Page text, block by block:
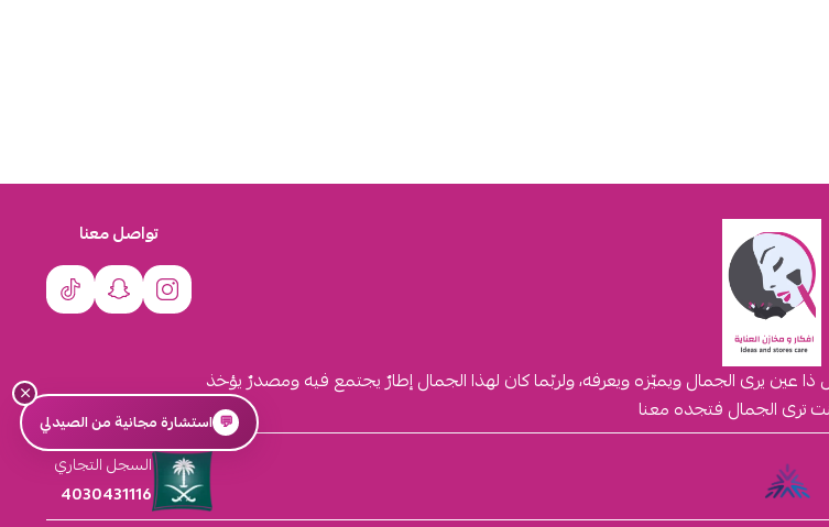
عين يرى الجمال ويميّزه ويعرفه، ولربّما كان لهذا الجمال إطارٌ يجتمع فيه ومصدرٌ يؤخذ
ترى الجمال فتجده معنا
تواصل معنا
السجل التجاري
4030431116
×
💬 استشارة مجانية من الصيدلي